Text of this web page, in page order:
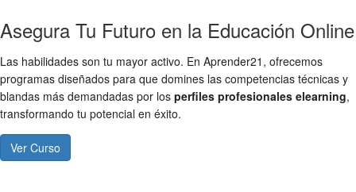
Asegura Tu Futuro en la Educación Online
Las habilidades son tu mayor activo. En Aprender21, ofrecemos
programas diseñados para que domines las competencias técnicas y
blandas más demandadas por los perfiles profesionales elearning,
transformando tu potencial en éxito.
Ver Curso